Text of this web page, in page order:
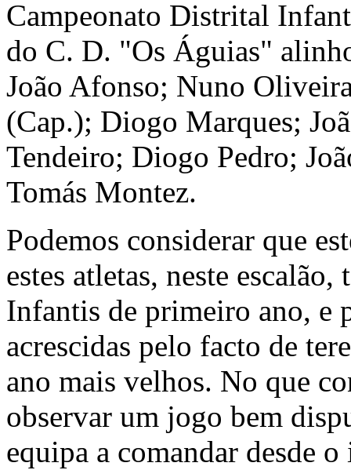
Campeonato Distrital
do C. D. "Os Águias"
João Afonso; Nuno
(Cap.); Diogo Marques;
Tendeiro; Diogo Pedro;
Tomás Montez.
Podemos considerar que
estes atletas, neste
Infantis de primeiro ano, e
acrescidas pelo facto de
ano mais velhos. No que
observar um jogo bem
equipa a comandar desde